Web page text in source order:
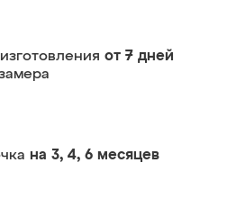
от 7 дней
на 3, 4, 6 месяцев